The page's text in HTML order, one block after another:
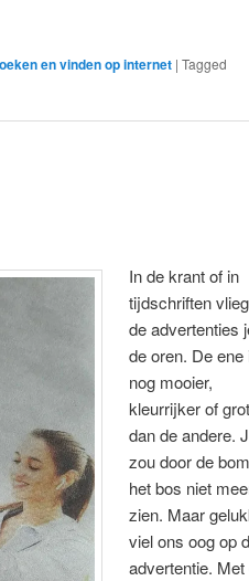
en vinden op internet | Tagged
In de krant of in
tijdschriften
de advertenties
de oren. De ene
nog mooier,
kleurrijker of
dan de andere.
zou door de
het bos niet
zien. Maar
viel ons oog op
advertentie. Met